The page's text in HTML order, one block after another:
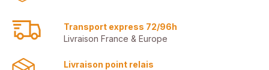
Transport express 72/96h
Livraison France & Europe
Livraison point relais